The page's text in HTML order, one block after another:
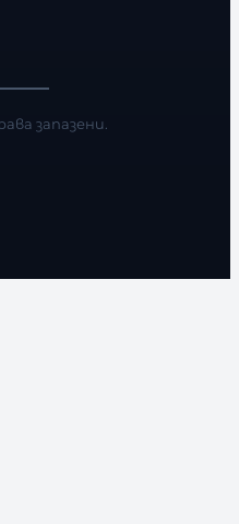
запазени.